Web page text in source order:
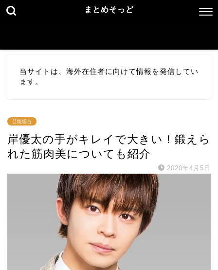
まとめそっど
当サイトは、海外在住者に向けて情報を発信してい
ます。
芸能総合
岸優太の手がキレイで大きい！鍛えら
れた筋肉美についても紹介
2020年4月5日